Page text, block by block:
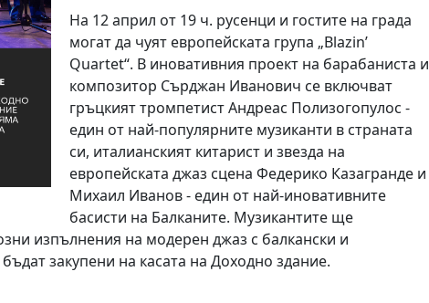
На 12 април от 19 ч. русенци и гостите на града
могат да чуят европейската група „Blazin’
Quartet“. В иновативния проект на барабаниста и
композитор Сърджан Иванович се включват
гръцкият тромпетист Андреас Полизогопулос -
един от най-популярните музиканти в страната
си, италианският китарист и звезда на
европейската джаз сцена Федерико Казагранде и
Михаил Иванов - един от най-иновативните
басисти на Балканите. Музикантите ще
изпълнения на модерен джаз с балкански и
закупени на касата на Доходно здание.